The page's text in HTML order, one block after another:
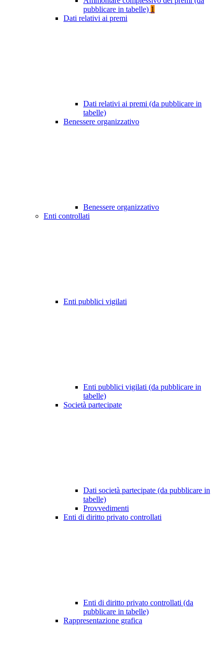
pubblicare in tabelle) 1
Dati relativi ai premi
Dati relativi ai premi (da pubblicare in
tabelle)
Benessere organizzativo
Benessere organizzativo
Enti controllati
Enti pubblici vigilati
Enti pubblici vigilati (da pubblicare in
tabelle)
Società partecipate
Dati società partecipate (da pubblicare in
tabelle)
Provvedimenti
Enti di diritto privato controllati
Enti di diritto privato controllati (da
pubblicare in tabelle)
Rappresentazione grafica